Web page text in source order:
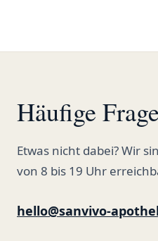
Häufige
Etwas nicht dabei? Wir
von 8 bis 19 Uhr
hello@sanvivo-